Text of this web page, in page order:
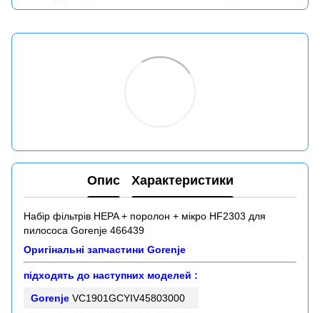
Опис Характеристики
Набір фільтрів HEPA + поролон + мікро HF2303 для
пилососа Gorenje 466439
Оригінальні запчастини Gorenje
підходять до наступних моделей :
Gorenje VC1901GCYIV45803000